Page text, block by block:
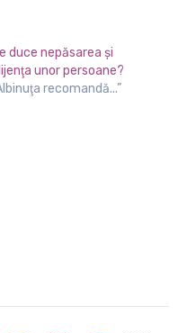
duce nepăsarea şi
unor persoane?
recomandă...”